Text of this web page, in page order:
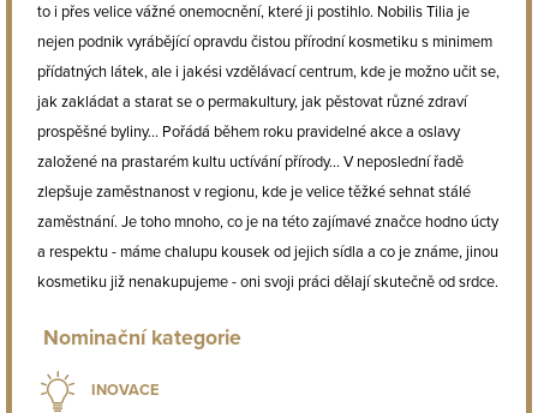
to i přes velice vážné onemocnění, které ji postihlo. Nobilis Tilia je
nejen podnik vyrábějící opravdu čistou přírodní kosmetiku s minimem
přídatných látek, ale i jakési vzdělávací centrum, kde je možno učit se,
jak zakládat a starat se o permakultury, jak pěstovat různé zdraví
prospěšné byliny... Pořádá během roku pravidelné akce a oslavy
založené na prastarém kultu uctívání přírody... V neposlední řadě
zlepšuje zaměstnanost v regionu, kde je velice těžké sehnat stálé
zaměstnání. Je toho mnoho, co je na této zajímavé značce hodno úcty
a respektu - máme chalupu kousek od jejich sídla a co je známe, jinou
kosmetiku již nenakupujeme - oni svoji práci dělají skutečně od srdce.
Nominační kategorie
INOVACE